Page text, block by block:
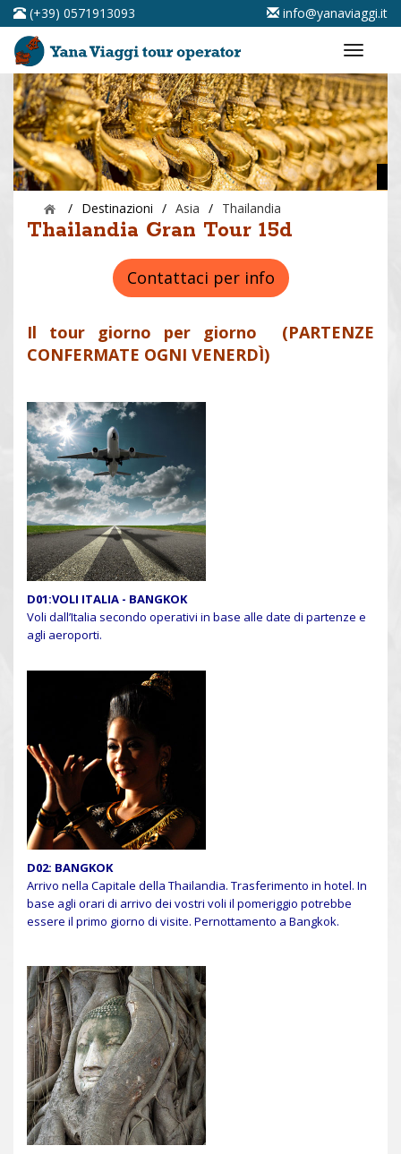
(+39) 0571913093 info@yanaviaggi.it
/ Destinazioni / Asia / Thailandia
Thailandia Gran Tour 15d
Contattaci per info
Il tour giorno per giorno (PARTENZE
CONFERMATE OGNI VENERDÌ)
D01:VOLI ITALIA - BANGKOK
Voli dall’Italia secondo operativi in base alle date di partenze e
agli aeroporti.
D02: BANGKOK
Arrivo nella Capitale della Thailandia. Trasferimento in hotel. In
base agli orari di arrivo dei vostri voli il pomeriggio potrebbe
essere il primo giorno di visite. Pernottamento a Bangkok.